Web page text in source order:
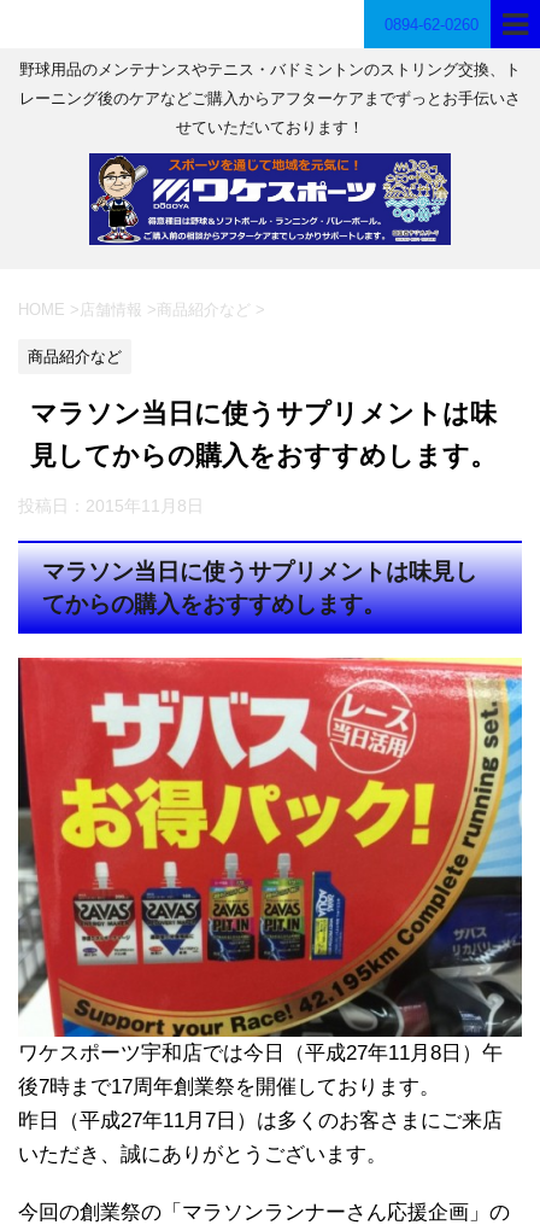
0894-62-0260
野球用品のメンテナンスやテニス・バドミントンのストリング交換、ト
レーニング後のケアなどご購入からアフターケアまでずっとお手伝いさ
せていただいております！
HOME > 店舗情報 >商品紹介など >
商品紹介など
マラソン当日に使うサプリメントは味
見してからの購入をおすすめします。
投稿日： 2015年11月8日
マラソン当日に使うサプリメントは味見し
てからの購入をおすすめします。
ワケスポーツ宇和店では今日（平成27年11月8日）午
後7時まで17周年創業祭を開催しております。
昨日（平成27年11月7日）は多くのお客さまにご来店
いただき、誠にありがとうございます。
今回の創業祭の「マラソンランナーさん応援企画」の